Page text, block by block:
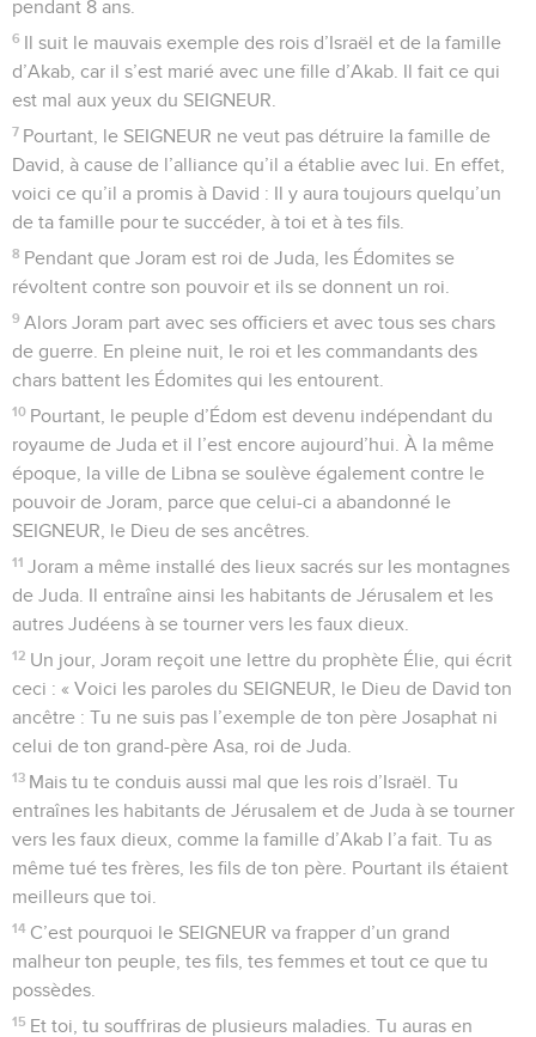
pendant 8 ans.
6 Il suit le mauvais exemple des rois d’Israël et de la famille
d’Akab, car il s’est marié avec une fille d’Akab. Il fait ce qui
est mal aux yeux du SEIGNEUR.
7 Pourtant, le SEIGNEUR ne veut pas détruire la famille de
David, à cause de l’alliance qu’il a établie avec lui. En effet,
voici ce qu’il a promis à David : Il y aura toujours quelqu’un
de ta famille pour te succéder, à toi et à tes fils.
8 Pendant que Joram est roi de Juda, les Édomites se
révoltent contre son pouvoir et ils se donnent un roi.
9 Alors Joram part avec ses officiers et avec tous ses chars
de guerre. En pleine nuit, le roi et les commandants des
chars battent les Édomites qui les entourent.
10 Pourtant, le peuple d’Édom est devenu indépendant du
royaume de Juda et il l’est encore aujourd’hui. À la même
époque, la ville de Libna se soulève également contre le
pouvoir de Joram, parce que celui-ci a abandonné le
SEIGNEUR, le Dieu de ses ancêtres.
11 Joram a même installé des lieux sacrés sur les montagnes
de Juda. Il entraîne ainsi les habitants de Jérusalem et les
autres Judéens à se tourner vers les faux dieux.
12 Un jour, Joram reçoit une lettre du prophète Élie, qui écrit
ceci : « Voici les paroles du SEIGNEUR, le Dieu de David ton
ancêtre : Tu ne suis pas l’exemple de ton père Josaphat ni
celui de ton grand-père Asa, roi de Juda.
13 Mais tu te conduis aussi mal que les rois d’Israël. Tu
entraînes les habitants de Jérusalem et de Juda à se tourner
vers les faux dieux, comme la famille d’Akab l’a fait. Tu as
même tué tes frères, les fils de ton père. Pourtant ils étaient
meilleurs que toi.
14 C’est pourquoi le SEIGNEUR va frapper d’un grand
malheur ton peuple, tes fils, tes femmes et tout ce que tu
possèdes.
15 Et toi, tu souffriras de plusieurs maladies. Tu auras en